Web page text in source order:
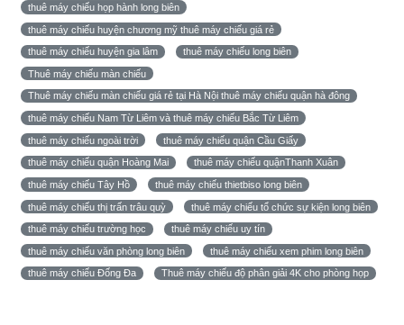
thuê máy chiếu họp hành long biên
thuê máy chiếu huyện chương mỹ thuê máy chiếu giá rẻ
thuê máy chiếu huyện gia lâm thuê máy chiếu long biên
Thuê máy chiếu màn chiếu
Thuê máy chiếu màn chiếu giá rẻ tại Hà Nội thuê máy chiếu quận hà đông
thuê máy chiếu Nam Từ Liêm và thuê máy chiếu Bắc Từ Liêm
thuê máy chiếu ngoài trời thuê máy chiếu quận Cầu Giấy
thuê máy chiếu quận Hoàng Mai thuê máy chiếu quậnThanh Xuân
thuê máy chiếu Tây Hồ thuê máy chiếu thietbiso long biên
thuê máy chiếu thị trấn trâu quỳ thuê máy chiếu tổ chức sự kiện long biên
thuê máy chiếu trường học thuê máy chiếu uy tín
thuê máy chiếu văn phòng long biên thuê máy chiếu xem phim long biên
thuê máy chiếu Đống Đa Thuê máy chiếu độ phân giải 4K cho phòng họp